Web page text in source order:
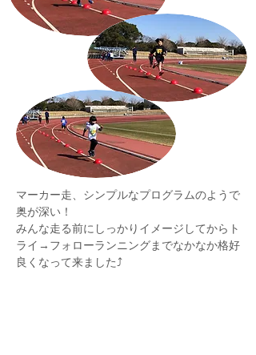
マーカー走、シンプルなプログラムのようで
奥が深い！
みんな走る前にしっかりイメージしてからト
ライ→フォローランニングまでなかなか格好
良くなって来ました⤴️